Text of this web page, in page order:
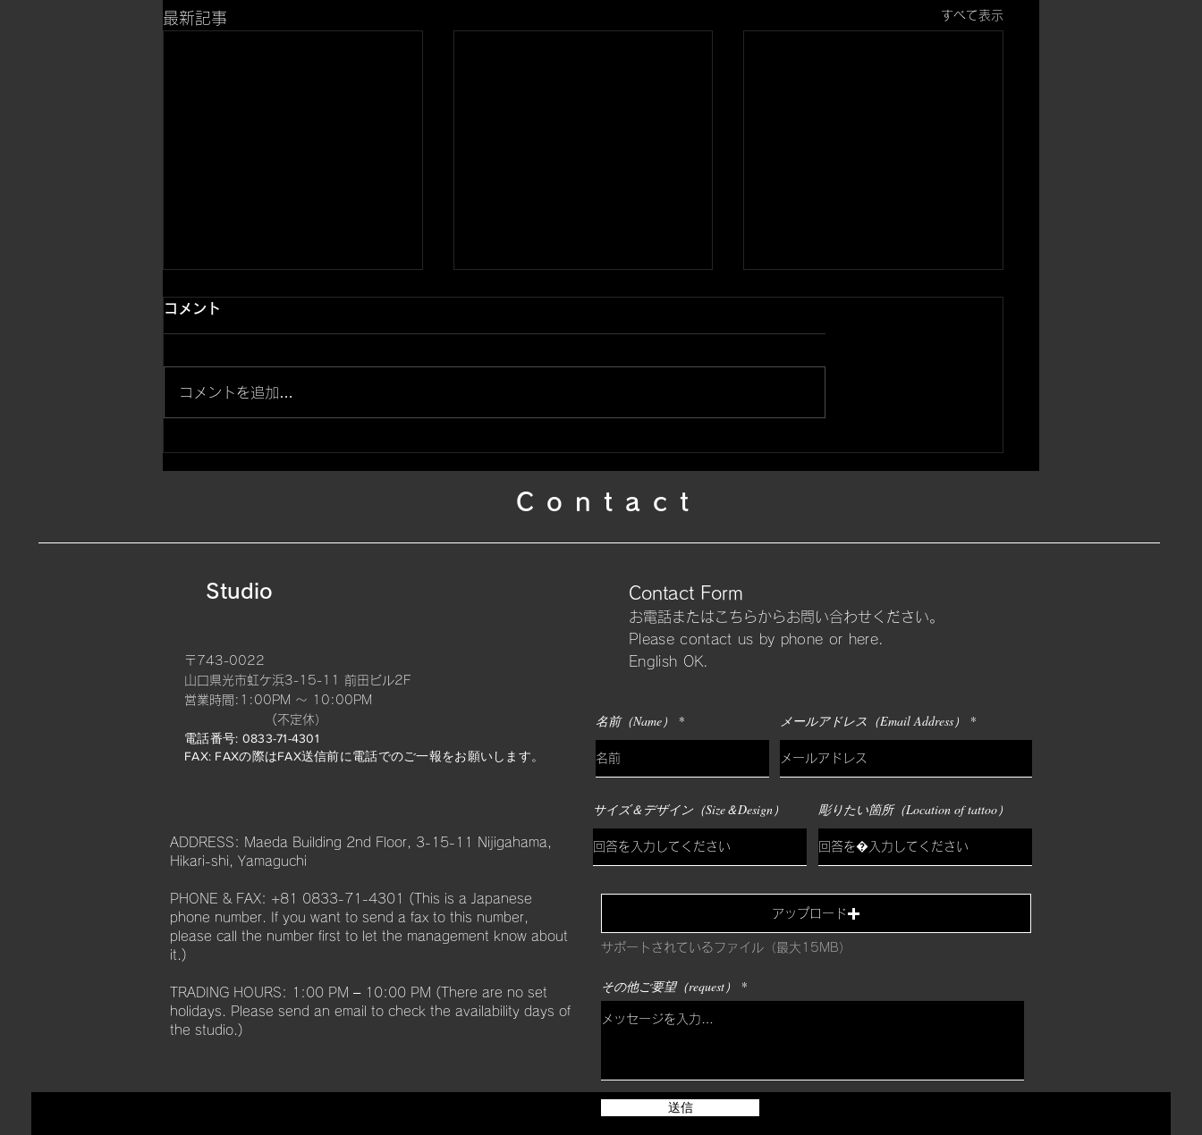
最新記事 すべて表示
虎と桜・牡丹【左腕】
コメント
コメントを追加…
Contact
Studio Contact Form
​お電話またはこちらからお問い合わせください。
Please contact us by phone or here.
​English OK.
〒743-0022
山口県光市虹ケ浜3-15-11 前田ビル2F
​営業時間:1:00PM 〜 10:00PM
(不定休）
電話番号: 0833-71-4301
FAX: FAXの際はFAX送信前に電話でのご一報をお願いします。​
ADDRESS: Maeda Building 2nd Floor, 3-15-11 Nijigahama,
Hikari-shi, Yamaguchi
PHONE & FAX: +81 0833-71-4301 (This is a Japanese
phone number. If you want to send a fax to this number,
please call the number first to let the management know about
it.)
TRADING HOURS: 1:00 PM – 10:00 PM (There are no set
holidays. Please send an email to check the availability days of
the studio.)
名前（Name） メールアドレス（Email Address）
サイズ＆デザイン（Size＆Design） 彫りたい箇所（Location of tattoo）
アップロード
サポートされているファイル（最大15MB）
その他ご要望（request）
送信